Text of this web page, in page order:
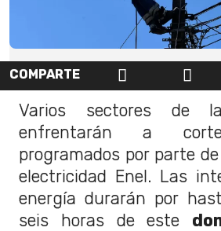
COMPARTE
Varios sectores de
enfrentarán a
programados por parte
electricidad Enel. Las
energía durarán por
seis horas de este